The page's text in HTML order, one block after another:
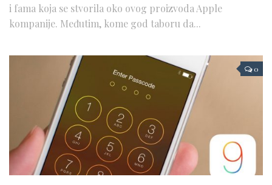
i fama koja se stvorila oko ovog proizvoda Apple
kompanije. Međutim, kome god taboru da...
0